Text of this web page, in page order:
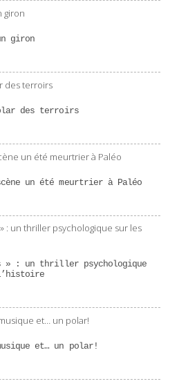
giron
des terroirs
un été meurtrier à Paléo
» : un thriller psychologique
et… un polar!